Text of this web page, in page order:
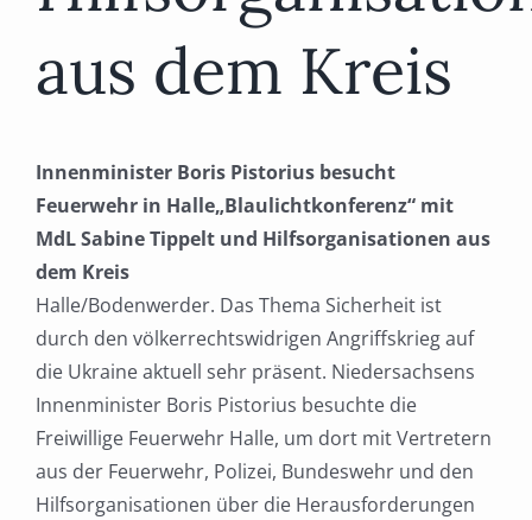
aus dem Kreis
Innenminister Boris Pistorius besucht
Feuerwehr in Halle„Blaulichtkonferenz“ mit
MdL Sabine Tippelt und Hilfsorganisationen aus
dem Kreis
Halle/Bodenwerder. Das Thema Sicherheit ist
durch den völkerrechtswidrigen Angriffskrieg auf
die Ukraine aktuell sehr präsent. Niedersachsens
Innenminister Boris Pistorius besuchte die
Freiwillige Feuerwehr Halle, um dort mit Vertretern
aus der Feuerwehr, Polizei, Bundeswehr und den
Hilfsorganisationen über die Herausforderungen